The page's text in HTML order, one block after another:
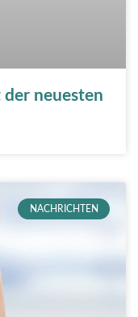
der neuesten
NACHRICHTEN